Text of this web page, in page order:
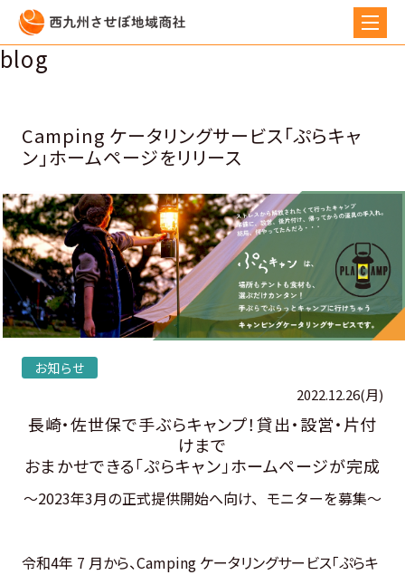
blog
Camping ケータリングサービス「ぷらキャ
ン」ホームページをリリース
お知らせ
2022.12.26(月)
長崎・佐世保で手ぶらキャンプ！貸出・設営・片付
けまで
おまかせできる「ぷらキャン」ホームページが完成
～2023年3月の正式提供開始へ向け、モニターを募集～
令和4年 7 月から、Camping ケータリングサービス「ぷらキ